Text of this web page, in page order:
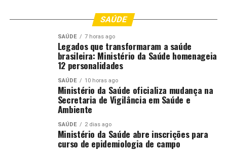
sendo fonte de inóculos não só para a ferrugem asiática
Phakopsora pachyrhizi
pragas. Então é um método eficiente onde, pelo método
da exclusão, você evita que o patógeno adentre a
lavoura ou a região.”
Para o primeiro vice-presidente da Aiba e presidente do
Conselho Técnico da entidade, Luiz Carlos Bergamaschi,
o sucesso do Vazio Sanitário depende do
comprometimento de toda a cadeia produtiva.
“O Vazio Sanitário é uma ferramenta indispensável para
SAÚDE
SAÚDE 7 horas ago
Legados que transformaram a saúde
brasileira: Ministério da Saúde homenageia
12 personalidades
SAÚDE 10 horas ago
Ministério da Saúde oficializa mudança na
Secretaria de Vigilância em Saúde e
Ambiente
SAÚDE 2 dias ago
Ministério da Saúde abre inscrições para
curso de epidemiologia de campo